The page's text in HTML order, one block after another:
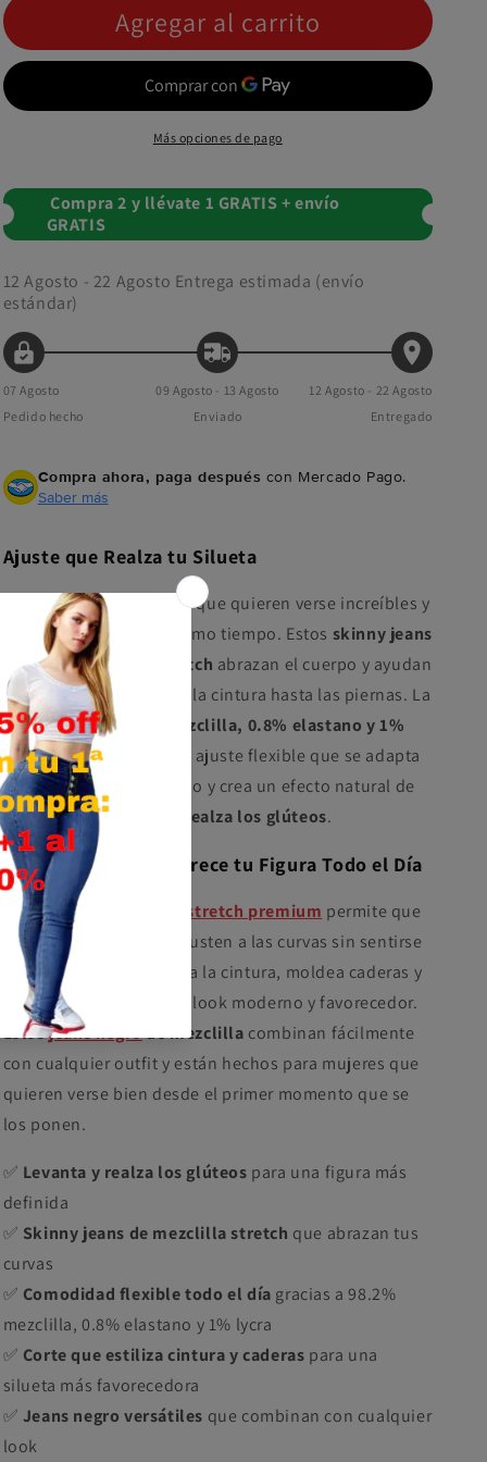
Agregar al carrito
Más opciones de pago
Compra 2 y llévate 1 GRATIS + envío
GRATIS
12 Agosto - 22 Agosto Entrega estimada (envío
estándar)
07 Agosto
Pedido hecho
09 Agosto - 13 Agosto
Enviado
12 Agosto - 22 Agosto
Entregado
Compra ahora, paga después con Mercado Pago.
Saber más
Ajuste que Realza tu Silueta
Diseñados para mujeres que quieren verse increíbles y
sentirse cómodas al mismo tiempo. Estos skinny jeans
negro de mezclilla stretch abrazan el cuerpo y ayudan
a definir la figura desde la cintura hasta las piernas. La
tela combina98.2% mezclilla, 0.8% elastano y 1%
lycra, lo que permite un ajuste flexible que se adapta
al movimiento del cuerpo y crea un efecto natural de
butt-liftque levanta y realza los glúteos.
Comodidad que Favorece tu Figura Todo el Día
La mezcla de stretch premium permite que
estosskinny jeans
se ajusten a las curvas sin sentirse
rígidos. El diseño estiliza la cintura, moldea caderas y
resalta la figura para un look moderno y favorecedor.
Estosjeans negrode mezclilla combinan fácilmente
con cualquier outfit y están hechos para mujeres que
quieren verse bien desde el primer momento que se
los ponen.
✅ Levanta y realza los glúteos para una figura más
definida
✅ Skinny jeans de mezclilla stretch que abrazan tus
curvas
✅ Comodidad flexible todo el día gracias a 98.2%
mezclilla, 0.8% elastano y 1% lycra
✅ Corte que estiliza cintura y caderas para una
silueta más favorecedora
✅ Jeans negro versátiles que combinan con cualquier
look